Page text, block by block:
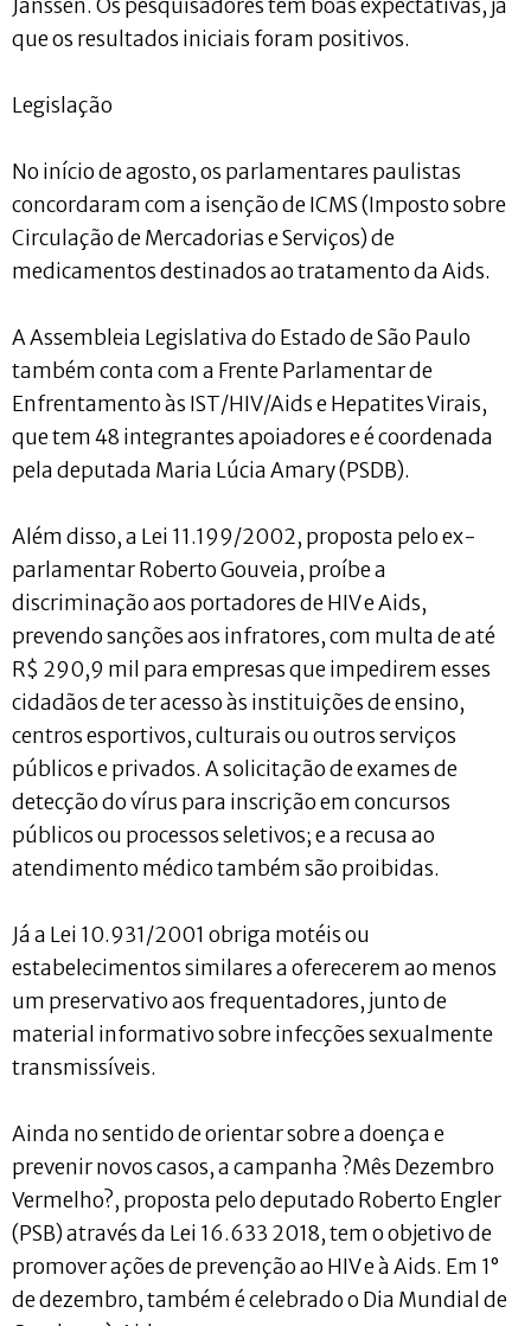
Janssen. Os pesquisadores têm boas expectativas, já
que os resultados iniciais foram positivos.
Legislação
No início de agosto, os parlamentares paulistas
concordaram com a isenção de ICMS (Imposto sobre
Circulação de Mercadorias e Serviços) de
medicamentos destinados ao tratamento da Aids.
A Assembleia Legislativa do Estado de São Paulo
também conta com a Frente Parlamentar de
Enfrentamento às IST/HIV/Aids e Hepatites Virais,
que tem 48 integrantes apoiadores e é coordenada
pela deputada Maria Lúcia Amary (PSDB).
Além disso, a Lei 11.199/2002, proposta pelo ex-
parlamentar Roberto Gouveia, proíbe a
discriminação aos portadores de HIV e Aids,
prevendo sanções aos infratores, com multa de até
R$ 290,9 mil para empresas que impedirem esses
cidadãos de ter acesso às instituições de ensino,
centros esportivos, culturais ou outros serviços
públicos e privados. A solicitação de exames de
detecção do vírus para inscrição em concursos
públicos ou processos seletivos; e a recusa ao
atendimento médico também são proibidas.
Já a Lei 10.931/2001 obriga motéis ou
estabelecimentos similares a oferecerem ao menos
um preservativo aos frequentadores, junto de
material informativo sobre infecções sexualmente
transmissíveis.
Ainda no sentido de orientar sobre a doença e
prevenir novos casos, a campanha ?Mês Dezembro
Vermelho?, proposta pelo deputado Roberto Engler
(PSB) através da Lei 16.633 2018, tem o objetivo de
promover ações de prevenção ao HIV e à Aids. Em 1°
de dezembro, também é celebrado o Dia Mundial de